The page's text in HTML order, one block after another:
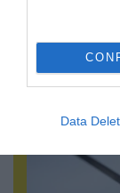
Data
05.08.2026 |
Η Κίνα
αεροπορική
προκάλεσε